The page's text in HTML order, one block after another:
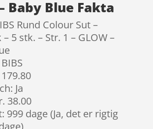
Baby Blue Fakta
Rund Colour Sut –
5 stk. – Str. 1 – GLOW –
Ja
38.00
999 dage (Ja, det er rigtig